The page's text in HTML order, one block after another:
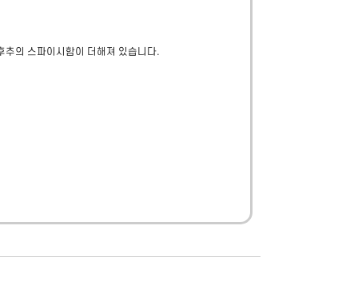
추의 스파이시함이 더해져 있습니다.